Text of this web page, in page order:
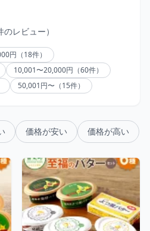
のレビュー）
円（18件）
10,001〜20,000円（60件）
50,001円〜（15件）
価格が安い 価格が高い